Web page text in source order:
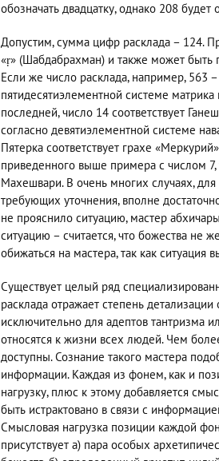
обозначать двадцатку, однако 208 будет
Допустим, сумма цифр расклада – 124.
«ṛ» (Шабдабрахман) и также может быть
Если же число расклада, например, 563
пятидесятиэлементной системе
последней, число 14 соответствует
согласно девятиэлементной системе
Пятерка соответствует грахе
приведенного выше примера с числом 7,
Махешвари. В очень многих случаях,
требующих уточнения, вполне
не прояснило ситуацию, мастер
ситуацию – считается, что божества не
обижаться на мастера, так как ситуация
Существует целый ряд
расклада отражает степень
исключительно для адептов тантризма
относятся к жизни всех людей. Чем
доступны. Сознание такого мастера
информации. Каждая из фонем, как и
нагрузку, плюс к этому добавляется
быть истрактовано в связи с
Смысловая нагрузка позиции каждой
присутствует а) пара особых